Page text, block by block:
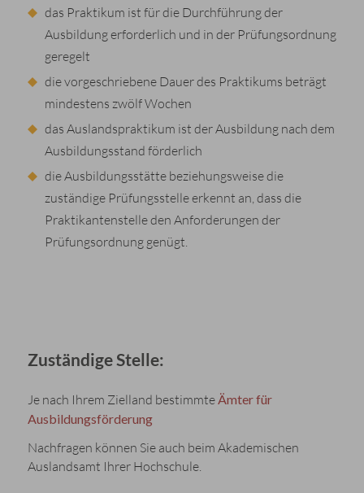
das Praktikum ist für die Durchführung der
Ausbildung erforderlich und in der Prüfungsordnung
geregelt
die vorgeschriebene Dauer des Praktikums beträgt
mindestens zwölf Wochen
das Auslandspraktikum ist der Ausbildung nach dem
Ausbildungsstand förderlich
die Ausbildungsstätte beziehungsweise die
zuständige Prüfungsstelle erkennt an, dass die
Praktikantenstelle den Anforderungen der
Prüfungsordnung genügt.
Zuständige Stelle:
Je nach Ihrem Zielland bestimmteÄmter für
Ausbildungsförderung
Nachfragen können Sie auch beim Akademischen
Auslandsamt Ihrer Hochschule.